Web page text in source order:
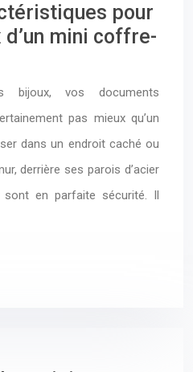
pour
mini coffre-
bijoux, vos documents
pas mieux qu’un
dans un endroit caché ou
derrière ses parois d’acier
en parfaite sécurité. Il